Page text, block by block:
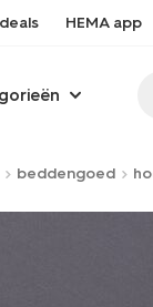
HEMA app
beddengoed